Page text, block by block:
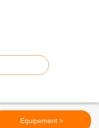
Equipement >